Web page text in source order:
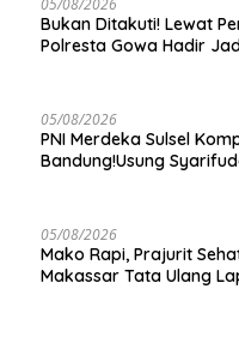
05/08/2026
Bukan Ditakuti! Lewat
Polresta Gowa Hadir
05/08/2026
PNI Merdeka Sulsel
Bandung!Usung
05/08/2026
Mako Rapi, Prajurit
Makassar Tata Ulang